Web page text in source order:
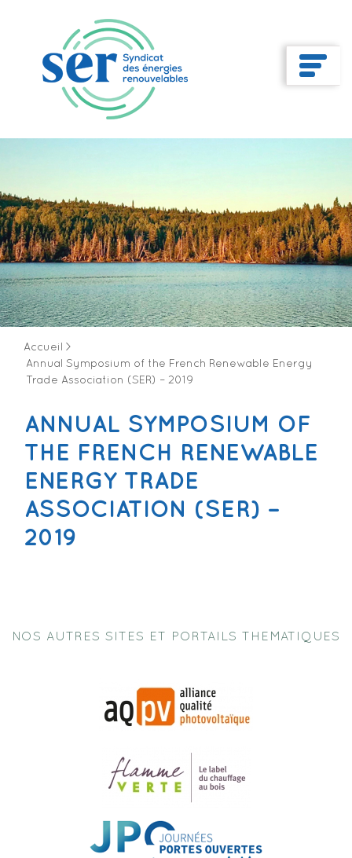
Accueil
>
Annual Symposium of the French Renewable Energy
Trade Association (SER) – 2019
ANNUAL SYMPOSIUM OF
THE FRENCH RENEWABLE
ENERGY TRADE
ASSOCIATION (SER) –
2019
NOS AUTRES SITES ET PORTAILS THEMATIQUES